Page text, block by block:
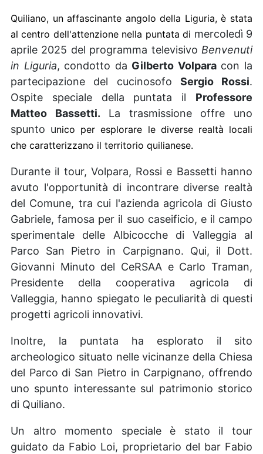
Quiliano, un affascinante angolo della Liguria, è stata
al centro dell'attenzione nella puntata di mercoledì 9
aprile 2025 del programma televisivo Benvenuti
in Liguria, condotto da Gilberto Volparacon la
partecipazione del cucinosofo Sergio Rossi.
Ospite speciale della puntata il Professore
Matteo Bassetti. La trasmissione offre uno
spunto unico per esplorare le diverse realtà locali
che caratterizzano il territorio quilianese.
Durante il tour, Volpara, Rossi e Bassetti hanno
avuto l'opportunità di incontrare diverse realtà
del Comune, tra cui l'azienda agricola di Giusto
Gabriele, famosa per il suo caseificio, e il campo
sperimentale delle Albicocche di Valleggia al
Parco San Pietro in Carpignano. Qui, il Dott.
Giovanni Minuto del CeRSAA e Carlo Traman,
Presidente della cooperativa agricola di
Valleggia, hanno spiegato le peculiarità di questi
progetti agricoli innovativi.
Inoltre, la puntata ha esplorato il sito
archeologico situato nelle vicinanze della Chiesa
del Parco di San Pietro in Carpignano, offrendo
uno spunto interessante sul patrimonio storico
di Quiliano.
Un altro momento speciale è stato il tour
guidato da Fabio Loi, proprietario del bar Fabio